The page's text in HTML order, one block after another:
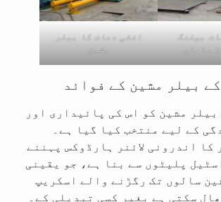
بیلنگ
سامان
افقی دھات کا بیلر
مشین
بیلر مشین کے فوائد
مشین کو اس کی پائیداری اور
کے لیے منتخب کیا گیا ہے۔
کا اندرونی لائنر ہارڈوکس پہننے
پلیٹوں سے بنا ہے، جو یقینی
سالوں تک رگڑنے والے اسکریپ
سکتی ہے بغیر کسی تبدیلی کے۔